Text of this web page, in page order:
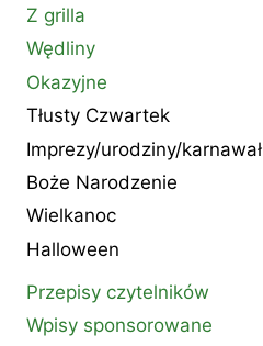
Z grilla
Wędliny
Okazyjne
Tłusty Czwartek
Imprezy/urodziny/karnawał
Boże Narodzenie
Wielkanoc
Halloween
Przepisy czytelników
Wpisy sponsorowane